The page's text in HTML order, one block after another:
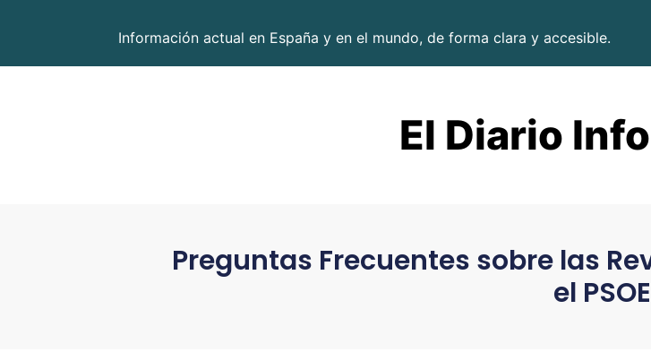
Información actual en España y en el mundo, de forma clara y accesible.
El Diario
Preguntas Frecuentes sobre las
el PSOE